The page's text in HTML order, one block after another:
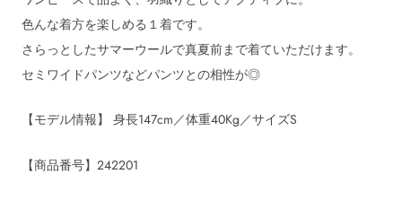
色んな着方を楽しめる１着です。
さらっとしたサマーウールで真夏前まで着ていただけます。
セミワイドパンツなどパンツとの相性が◎
【モデル情報】 身長147cm／体重40Kg／サイズS
【商品番号】242201